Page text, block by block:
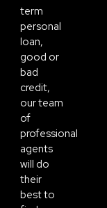
term
personal
loan,
good or
bad
credit,
our team
of
professional
agents
will do
their
best to